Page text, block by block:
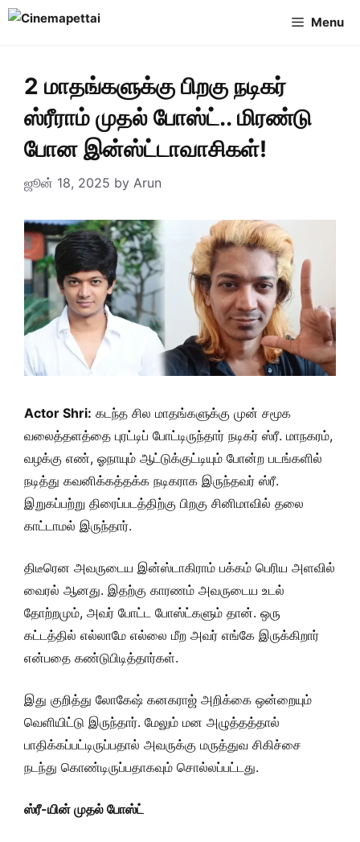
Skip
Menu
2 மாதங்களுக்கு பிறகு நடிகர்
ஸ்ரீராம் முதல் போஸ்ட்.. மிரண்டு
போன இன்ஸ்ட்டாவாசிகள்!
ஜூன் 18, 2025 by Arun
Actor Shri: கடந்த சில மாதங்களுக்கு முன் சமூக
வலைத்தளத்தை புரட்டிப் போட்டிருந்தார் நடிகர் ஸ்ரீ. மாநகரம்,
வழக்கு எண், ஓநாயும் ஆட்டுக்குட்டியும் போன்ற படங்களில்
நடித்து கவனிக்கத்தக்க நடிகராக இருந்தவர் ஸ்ரீ.
இறுகப்பற்று திரைப்படத்திற்கு பிறகு சினிமாவில் தலை
காட்டாமல் இருந்தார்.
திடீரென அவருடைய இன்ஸ்டாகிராம் பக்கம் பெரிய அளவில்
வைரல் ஆனது. இதற்கு காரணம் அவருடைய உடல்
தோற்றமும், அவர் போட்ட போஸ்ட்களும் தான். ஒரு
கட்டத்தில் எல்லாமே எல்லை மீற அவர் எங்கே இருக்கிறார்
என்பதை கண்டுபிடித்தார்கள்.
இது குறித்து லோகேஷ் கனகராஜ் அறிக்கை ஒன்றையும்
வெளியிட்டு இருந்தார். மேலும் மன அழுத்தத்தால்
பாதிக்கப்பட்டிருப்பதால் அவருக்கு மருத்துவ சிகிச்சை
நடந்து கொண்டிருப்பதாகவும் சொல்லப்பட்டது.
ஸ்ரீ-யின் முதல் போஸ்ட்